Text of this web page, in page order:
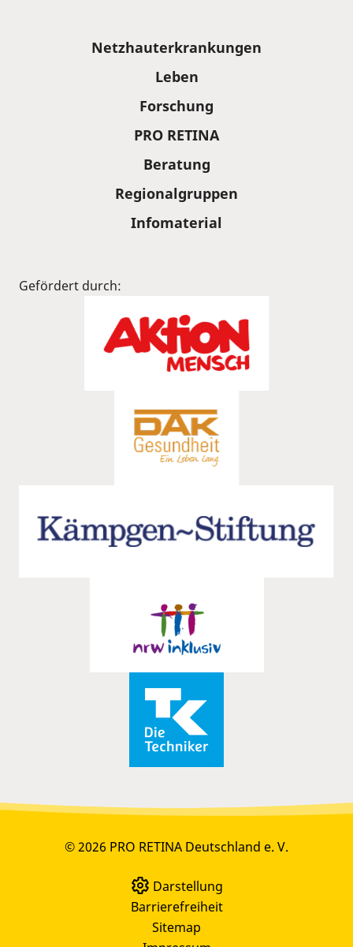
Netzhauterkrankungen
Leben
Forschung
PRO RETINA
Beratung
Regionalgruppen
Infomaterial
Gefördert durch:
© 2026 PRO RETINA Deutschland e. V.
Darstellung
Barrierefreiheit
Sitemap